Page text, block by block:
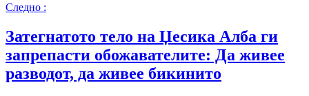
Следно :
Затегнатото тело на Џесика Алба ги
запрепасти обожавателите: Да живее
разводот, да живее бикинито